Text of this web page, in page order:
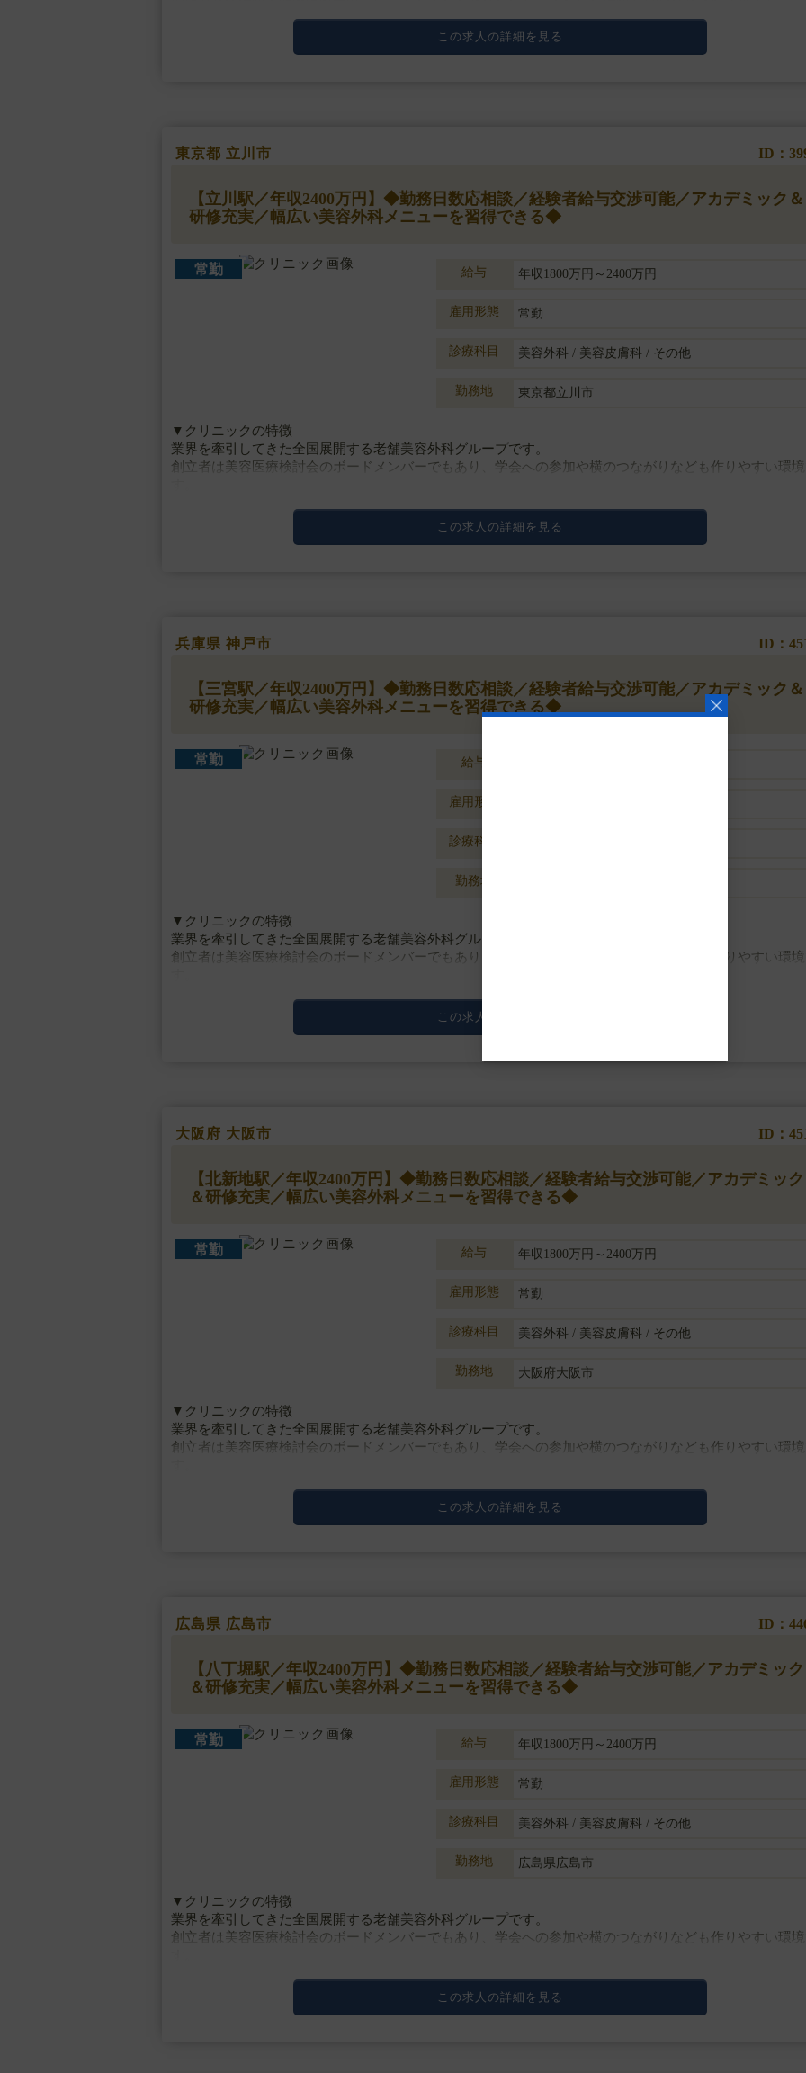
この求人の詳細を見る
東京都 立川市 ID：
【立川駅／年収2400万円】◆勤務日数応相談／経験者給与交渉可能／アカデミック＆
研修充実／幅広い美容外科メニューを習得できる◆
常勤 給与 年収1800万円～2400万円
雇用形態 常勤
診療科目 美容外科 / 美容皮膚科 / その他
勤務地 東京都立川市
▼クリニックの特徴
業界を牽引してきた全国展開する老舗美容外科グループです。
創立者は美容医療検討会のボードメンバーでもあり、学会への参加や横のつながりなども作りやすい環
この求人の詳細を見る
兵庫県 神戸市 ID：
【三宮駅／年収2400万円】◆勤務日数応相談／経験者給与交渉可能／アカデミック＆
研修充実／幅広い美容外科メニューを習得できる◆
常勤 給与
雇用形態
診療科目
勤務地
▼クリニックの特徴
業界を牽引してきた全国展開する老舗美容外科グループです。
創立者は美容医療検討会のボードメンバーでもあり、学会への参加や横のつながりなども作りやすい環
この求人の詳細を見る
大阪府 大阪市 ID：
【北新地駅／年収2400万円】◆勤務日数応相談／経験者給与交渉可能／アカデミック
＆研修充実／幅広い美容外科メニューを習得できる◆
常勤 給与 年収1800万円～2400万円
雇用形態 常勤
診療科目 美容外科 / 美容皮膚科 / その他
勤務地 大阪府大阪市
▼クリニックの特徴
業界を牽引してきた全国展開する老舗美容外科グループです。
創立者は美容医療検討会のボードメンバーでもあり、学会への参加や横のつながりなども作りやすい環
この求人の詳細を見る
広島県 広島市 ID：
【八丁堀駅／年収2400万円】◆勤務日数応相談／経験者給与交渉可能／アカデミック
＆研修充実／幅広い美容外科メニューを習得できる◆
常勤 給与 年収1800万円～2400万円
雇用形態 常勤
診療科目 美容外科 / 美容皮膚科 / その他
勤務地 広島県広島市
▼クリニックの特徴
業界を牽引してきた全国展開する老舗美容外科グループです。
創立者は美容医療検討会のボードメンバーでもあり、学会への参加や横のつながりなども作りやすい環
この求人の詳細を見る